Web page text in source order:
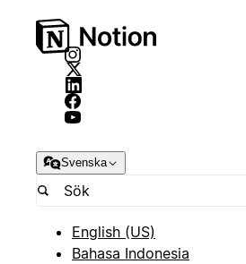
Svenska
English (US)
Bahasa Indonesia